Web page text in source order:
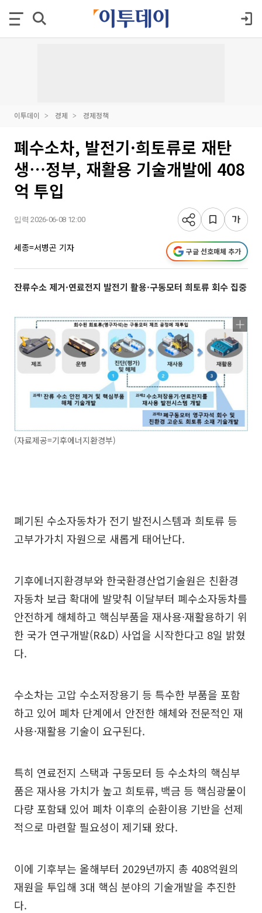
이투데이 경제 경제정책
폐수소차, 발전기·희토류로 재탄
생⋯정부, 재활용 기술개발에 408
억 투입
입력 2026-06-08 12:00
세종=서병곤 기자 구글 선호매체 추가
잔류수소 제거·연료전지 발전기 활용·구동모터 희토류 회수 집중
(자료제공=기후에너지환경부)
폐기된 수소자동차가 전기 발전시스템과 희토류 등
고부가가치 자원으로 새롭게 태어난다.
기후에너지환경부와 한국환경산업기술원은 친환경
자동차 보급 확대에 발맞춰 이달부터 폐수소자동차를
안전하게 해체하고 핵심부품을 재사용·재활용하기 위
한 국가 연구개발(R&D) 사업을 시작한다고 8일 밝혔
다.
수소차는 고압 수소저장용기 등 특수한 부품을 포함
하고 있어 폐차 단계에서 안전한 해체와 전문적인 재
사용·재활용 기술이 요구된다.
특히 연료전지 스택과 구동모터 등 수소차의 핵심부
품은 재사용 가치가 높고 희토류, 백금 등 핵심광물이
다량 포함돼 있어 폐차 이후의 순환이용 기반을 선제
적으로 마련할 필요성이 제기돼 왔다.
이에 기후부는 올해부터 2029년까지 총 408억원의
재원을 투입해 3대 핵심 분야의 기술개발을 추진한
다.